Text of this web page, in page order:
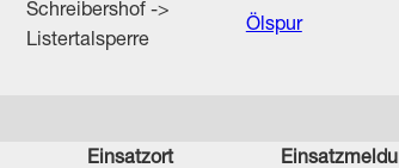
Schreibershof ->
Listertalsperre
Ölspur
Einsatzort